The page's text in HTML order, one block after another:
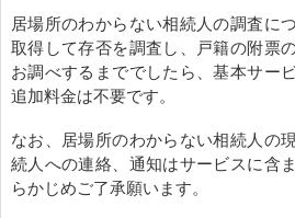
居場所のわからない相続人の調査に
取得して存否を調査し、戸籍の附票
お調べするまででしたら、基本サー
追加料金は不要です。
なお、居場所のわからない相続人の
続人への連絡、通知はサービスに含
らかじめご了承願います。